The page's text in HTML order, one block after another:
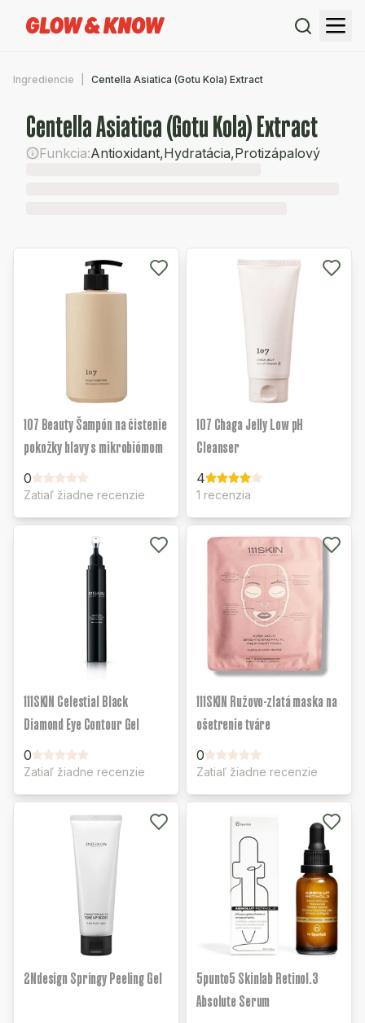
Ingrediencie Centella Asiatica (Gotu Kola) Extract
Centella Asiatica (Gotu Kola) Extract
Funkcia:Antioxidant,Hydratácia,Protizápalový
107 Beauty Šampón na čistenie
pokožky hlavy s mikrobiómom
0
Zatiaľ žiadne recenzie
107 Chaga Jelly Low pH
Cleanser
4
1 recenzia
111SKIN Celestial Black
Diamond Eye Contour Gel
0
Zatiaľ žiadne recenzie
111SKIN Ružovo-zlatá maska na
ošetrenie tváre
0
Zatiaľ žiadne recenzie
2Ndesign Springy Peeling Gel
5punto5 Skinlab Retinol.3
Absolute Serum